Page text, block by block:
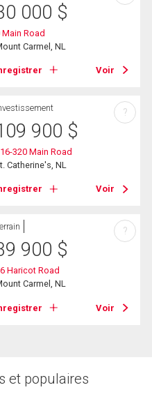
000 $
Main Road
Carmel, NL
Voir
900 $
320 Main Road
Catherine's, NL
Voir
?
900 $
Haricot Road
Carmel, NL
Voir
?
et populaires